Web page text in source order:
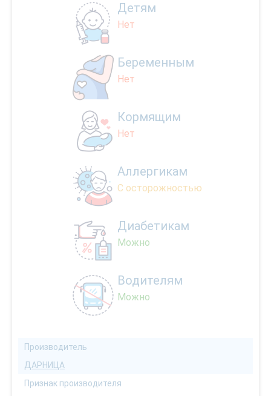
Детям
Нет
Беременным
Нет
Кормящим
Нет
Аллергикам
С осторожностью
Диабетикам
Можно
Водителям
Можно
Производитель
ДАРНИЦА
Признак производителя